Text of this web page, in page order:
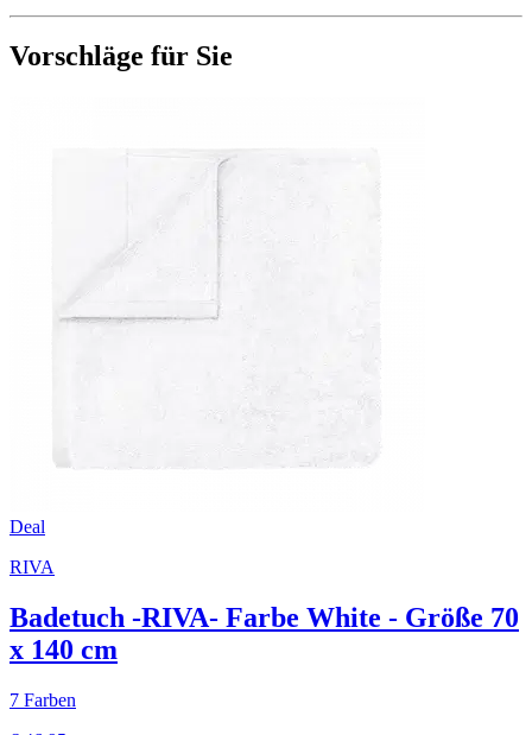
Vorschläge für Sie
Deal
RIVA
Badetuch -RIVA- Farbe White - Größe 70
x 140 cm
7 Farben